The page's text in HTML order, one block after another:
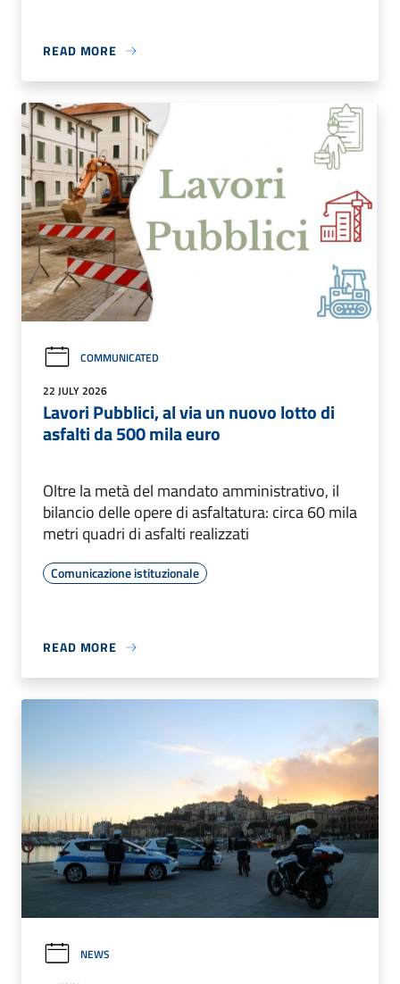
READ MORE
COMMUNICATED
22 JULY 2026
Lavori Pubblici, al via un nuovo lotto di
asfalti da 500 mila euro
Oltre la metà del mandato amministrativo, il
bilancio delle opere di asfaltatura: circa 60 mila
metri quadri di asfalti realizzati
Comunicazione istituzionale
READ MORE
NEWS